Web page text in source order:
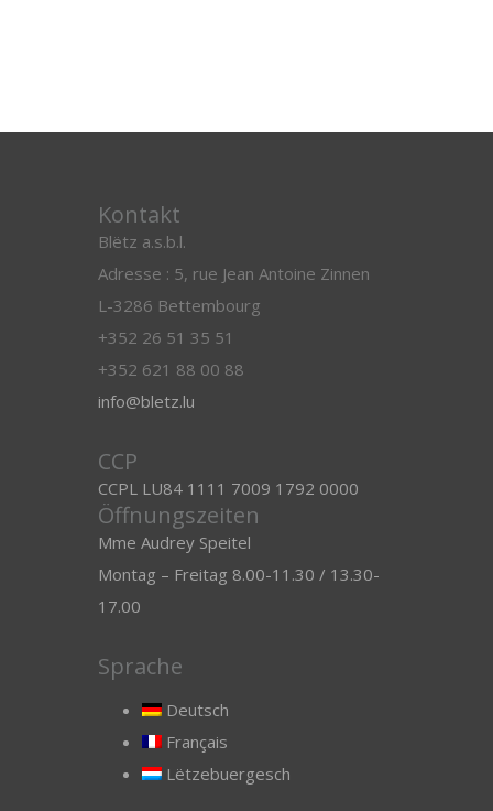
Kontakt
Blëtz a.s.b.l.
Adresse : 5, rue Jean Antoine Zinnen
L-3286 Bettembourg
+352 26 51 35 51
+352 621 88 00 88
info@bletz.lu
CCP
CCPL LU84 1111 7009 1792 0000
Öffnungszeiten
Mme Audrey Speitel
Montag – Freitag 8.00-11.30 / 13.30-
17.00
Sprache
Deutsch
Français
Lëtzebuergesch